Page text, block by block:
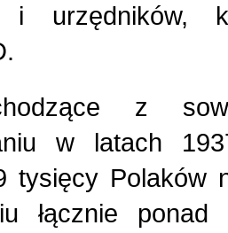
i urzędników,
z
w latach
tysięcy Polaków
łącznie